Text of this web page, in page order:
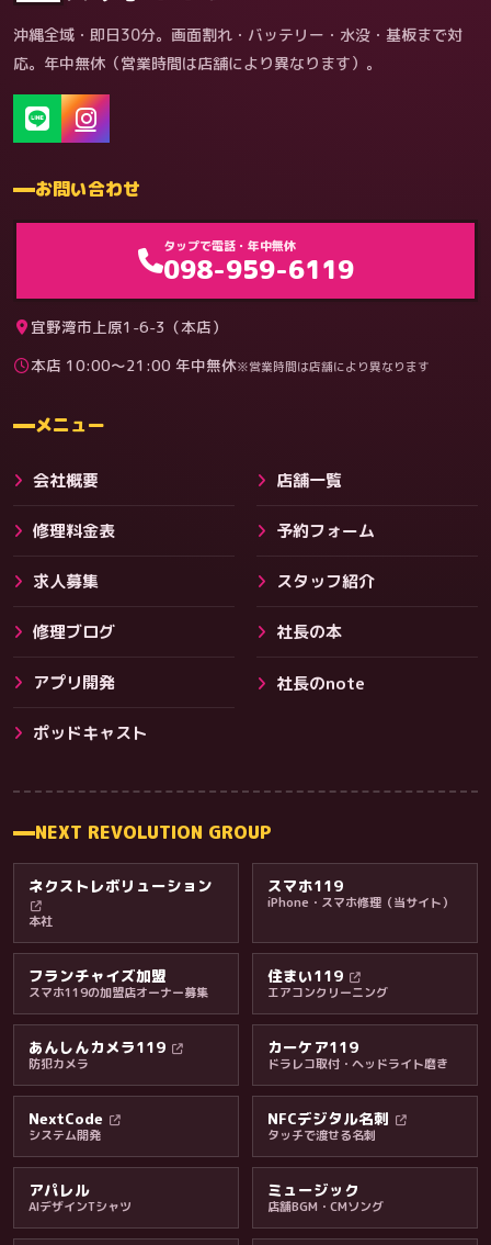
その他サービス
料金・保証・ご案内
料金
沖縄全域・即日30分。画面割れ・バッテリー・水没・基板まで対
応。年中無休（営業時間は店舗により異なります）。
お問い合わせ
タップで電話・年中無休
098-959-6119
宜野湾市上原1-6-3（本店）
本店 10:00〜21:00 年中無休※営業時間は店舗により異なります
メニュー
会社概要 店舗一覧
修理料金表 予約フォーム
求人募集 スタッフ紹介
修理ブログ 社長の本
アプリ開発 社長のnote
ポッドキャスト
NEXT REVOLUTION GROUP
ネクストレボリューション
本社
スマホ119
iPhone・スマホ修理（当サイト）
フランチャイズ加盟
スマホ119の加盟店オーナー募集
住まい119
エアコンクリーニング
あんしんカメラ119
防犯カメラ
カーケア119
ドラレコ取付・ヘッドライト磨き
NextCode
システム開発
NFCデジタル名刺
タッチで渡せる名刺
アパレル
AIデザインTシャツ
ミュージック
店舗BGM・CMソング